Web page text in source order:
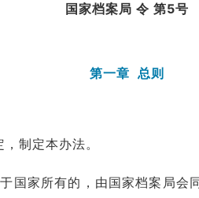
国家档案局 令 第5号
第一章 总则
制定本办法。
国家所有的，由国家档案局